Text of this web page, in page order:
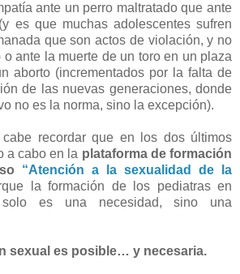
ante un perro maltratado que ante
es que muchas adolescentes sufren
que son actos de violación, y no
ante la muerte de un toro en un plaza
aborto (incrementados por la falta de
de las nuevas generaciones, donde
no es la norma, sino la excepción).
recordar que en los dos últimos
a cabo en la plataforma de formación
“Atención a la sexualidad de la
la formación de los pediatras en
es una necesidad, sino una
sexual es posible… y necesaria.